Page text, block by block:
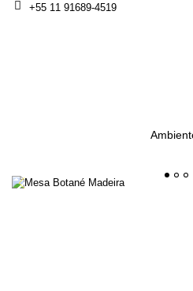
+55 11 91689-4519
1 2